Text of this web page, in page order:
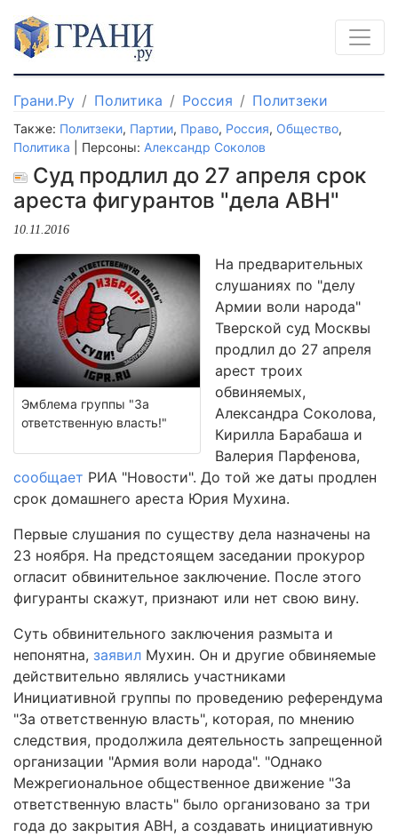
Грани.Ру Политика Россия Политзеки
Также: Политзеки, Партии, Право, Россия, Общество,
Политика | Персоны: Александр Соколов
Суд продлил до 27 апреля срок
ареста фигурантов "дела АВН"
10.11.2016
Эмблема группы "За
ответственную власть!"
На предварительных
слушаниях по "делу
Армии воли народа"
Тверской суд Москвы
продлил до 27 апреля
арест троих
обвиняемых,
Александра Соколова,
Кирилла Барабаша и
Валерия Парфенова,
сообщает РИА "Новости". До той же даты продлен
срок домашнего ареста Юрия Мухина.
Первые слушания по существу дела назначены на
23 ноября. На предстоящем заседании прокурор
огласит обвинительное заключение. После этого
фигуранты скажут, признают или нет свою вину.
Суть обвинительного заключения размыта и
непонятна, заявил Мухин. Он и другие обвиняемые
действительно являлись участниками
Инициативной группы по проведению референдума
"За ответственную власть", которая, по мнению
следствия, продолжила деятельность запрещенной
организации "Армия воли народа". "Однако
Межрегиональное общественное движение "За
ответственную власть" было организовано за три
года до закрытия АВН, а создавать инициативную